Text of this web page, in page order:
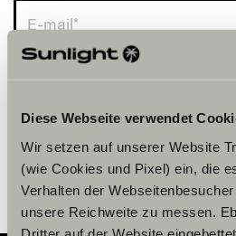
Diese Webseite verwendet
Wir setzen auf unserer Website
(wie Cookies und Pixel) ein, die
Verhalten der
unsere Reichweite zu messen.